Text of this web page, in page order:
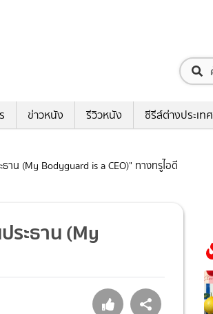
ข่าวหนัง รีวิวหนัง ซีรีส์ต่างประเทศ
น (My Bodyguard is a CEO)" ทางทรูไอดี
ะธาน (My